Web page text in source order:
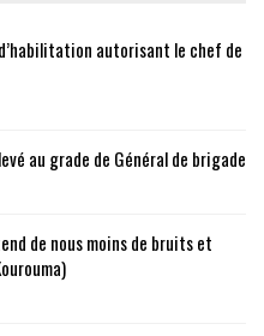
autorisant le chef de
au grade de Général de brigade
de nous moins de bruits et